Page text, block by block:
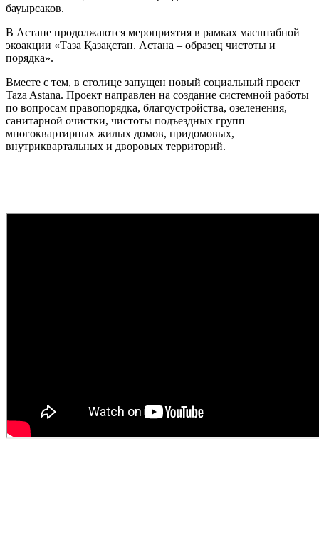
бауырсаков.
В Астане продолжаются мероприятия в рамках масштабной
экоакции «Таза Қазақстан. Астана – образец чистоты и
порядка».
Вместе с тем, в столице запущен новый социальный проект
Taza Astana. Проект направлен на создание системной работы
по вопросам правопорядка, благоустройства, озеленения,
санитарной очистки, чистоты подъездных групп
многоквартирных жилых домов, придомовых,
внутриквартальных и дворовых территорий.